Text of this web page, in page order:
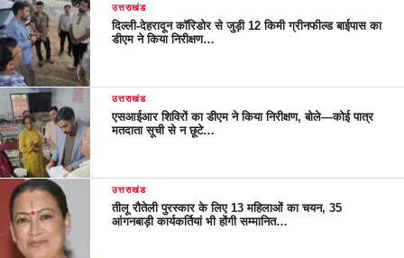
उत्तराखंड
दिल्ली-देहरादून कॉरिडोर से जुड़ी 12 किमी ग्रीनफील्ड बाईपास का
डीएम ने किया निरीक्षण…
उत्तराखंड
एसआईआर शिविरों का डीएम ने किया निरीक्षण, बोले—कोई पात्र
मतदाता सूची से न छूटे…
उत्तराखंड
तीलू रौतेली पुरस्कार के लिए 13 महिलाओं का चयन, 35
आंगनबाड़ी कार्यकर्तियां भी होंगी सम्मानित…